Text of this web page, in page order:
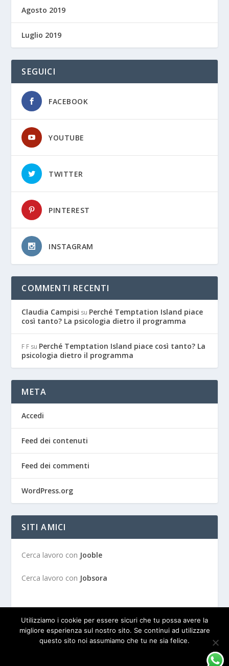
Agosto 2019
Luglio 2019
SEGUICI
FACEBOOK
YOUTUBE
TWITTER
PINTEREST
INSTAGRAM
COMMENTI RECENTI
Claudia Campisi su Perché Temptation Island piace
così tanto? La psicologia dietro il programma
F F su Perché Temptation Island piace così tanto? La
psicologia dietro il programma
META
Accedi
Feed dei contenuti
Feed dei commenti
WordPress.org
SITI AMICI
Cerca lavoro con Jooble
Cerca lavoro con Jobsora
WordPress
Utilizziamo i cookie per essere sicuri che tu possa avere la
migliore esperienza sul nostro sito. Se continui ad utilizzare
questo sito noi assumiamo che tu ne sia felice.